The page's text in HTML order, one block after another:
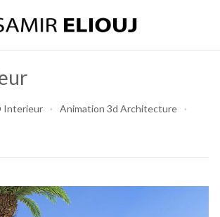
Interieur
Animation 3d Architecture